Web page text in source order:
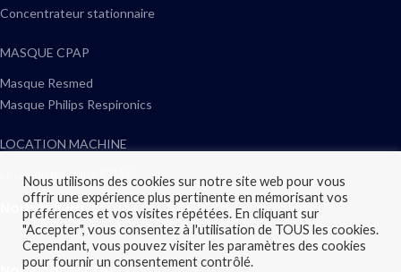
Concentrateur stationnaire
MASQUE CPAP
Masque Resmed
Masque Philips Respironics
LOCATION MACHINE
Location machine CPAP
Nous suivre
Nous utilisons des cookies sur notre site web pour vous
offrir une expérience plus pertinente en mémorisant vos
préférences et vos visites répétées. En cliquant sur
"Accepter", vous consentez à l'utilisation de TOUS les cookies.
Cependant, vous pouvez visiter les paramètres des cookies
pour fournir un consentement contrôlé.